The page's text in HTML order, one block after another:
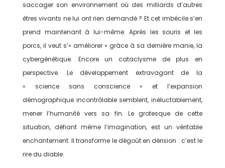
saccager son environnement où des milliards d’autres
êtres vivants ne lui ont rien demandé ? Et cet imbécile s’en
prend maintenant à lui-même. Après les souris et les
porcs, il veut s’« améliorer » grâce à sa dernière manie, la
cybergénétique. Encore un cataclysme de plus en
perspective. Le développement extravagant de la
« science sans conscience » et l’expansion
démographique incontrôlable semblent, inéluctablement,
mener l’humanité vers sa fin. Le grotesque de cette
situation, défiant même l’imagination, est un véritable
enchantement. Il transforme le dégoût en dérision : c’est le
rire du diable.